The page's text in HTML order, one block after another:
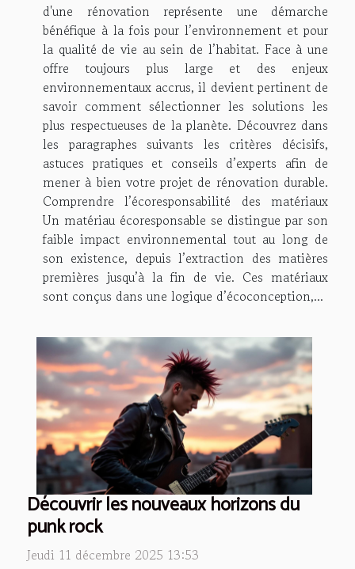
d'une rénovation représente une démarche
bénéfique à la fois pour l’environnement et pour
la qualité de vie au sein de l’habitat. Face à une
offre toujours plus large et des enjeux
environnementaux accrus, il devient pertinent de
savoir comment sélectionner les solutions les
plus respectueuses de la planète. Découvrez dans
les paragraphes suivants les critères décisifs,
astuces pratiques et conseils d’experts afin de
mener à bien votre projet de rénovation durable.
Comprendre l’écoresponsabilité des matériaux
Un matériau écoresponsable se distingue par son
faible impact environnemental tout au long de
son existence, depuis l’extraction des matières
premières jusqu’à la fin de vie. Ces matériaux
sont conçus dans une logique d’écoconception,...
Découvrir les nouveaux horizons du
punk rock
Jeudi 11 décembre 2025 13:53